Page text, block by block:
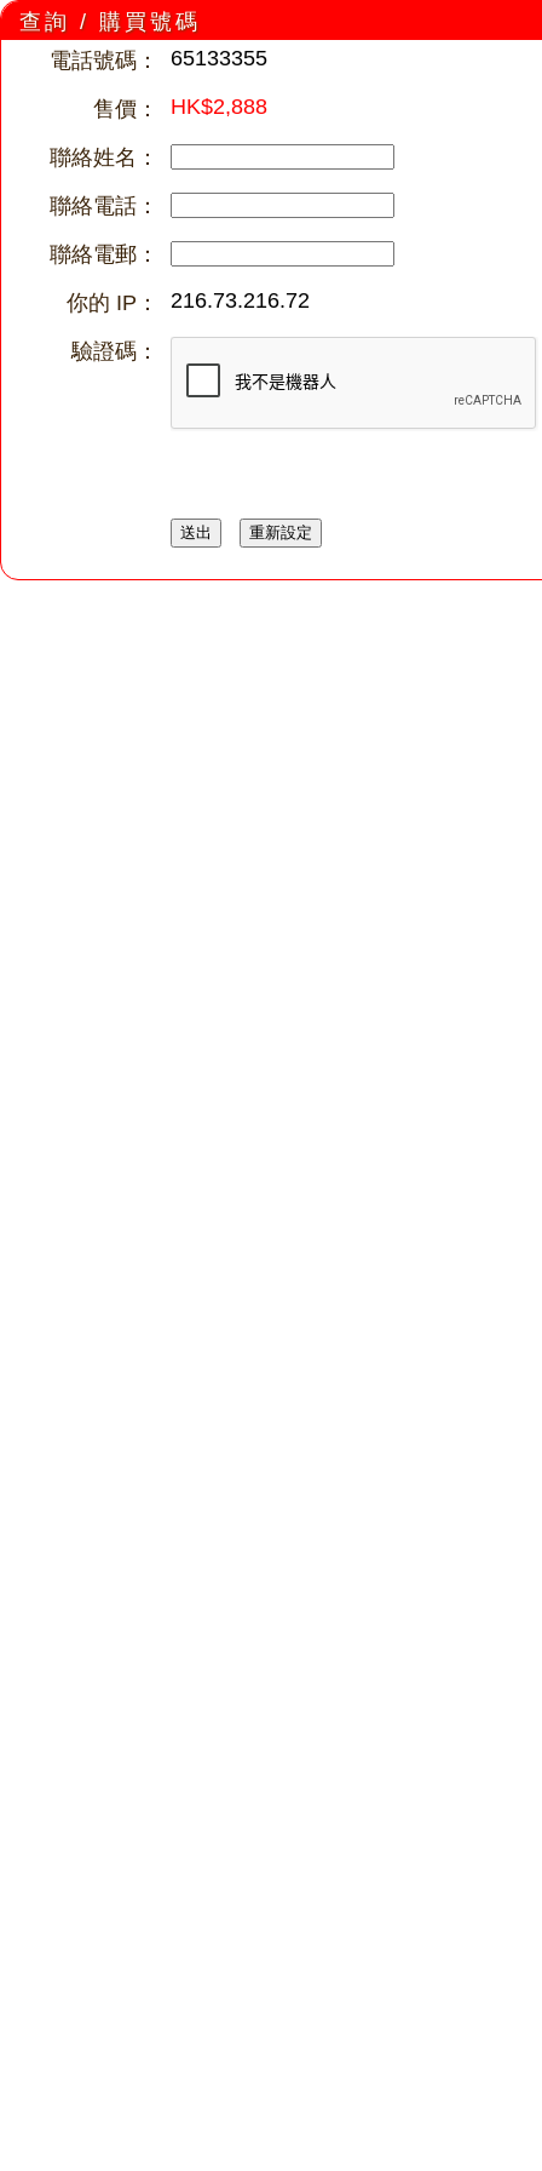
查詢 / 購買號碼
電話號碼：
65133355
售價： HK$2,888
聯絡姓名：
聯絡電話：
聯絡電郵：
你的 IP：
216.73.216.72
驗證碼：